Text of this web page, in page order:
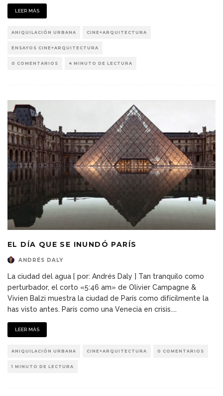
LEER MÁS
ANIQUILACIÓN URBANA CINE+ARQUITECTURA
ENSAYOS CINE+ARQUITECTURA
0 COMENTARIOS 4 MINUTO DE LECTURA
EL DÍA QUE SE INUNDÓ PARÍS
ANDRÉS DALY
La ciudad del agua [ por: Andrés Daly ] Tan tranquilo como
perturbador, el corto «5:46 am» de Olivier Campagne &
Vivien Balzi muestra la ciudad de París como difícilmente la
has visto antes. París como una Venecia en crisis....
LEER MÁS
ANIQUILACIÓN URBANA CINE+ARQUITECTURA 0 COMENTARIOS
1 MINUTO DE LECTURA